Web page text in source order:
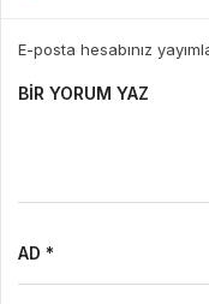
E-posta hesabınız
BIR YORUM YAZ
AD *